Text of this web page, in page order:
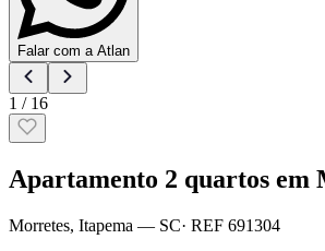
Falar com a Atlan
1 / 16
Apartamento 2 quartos em
Morretes, Itapema — SC· REF 691304